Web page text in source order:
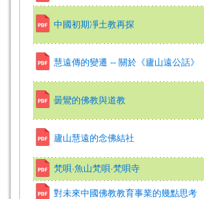
中國初期凈土教再探
慧遠傳的變遷 -- 關於《廬山遠公話》
曇鸞的佛教與道教
廬山慧遠的念佛結社
梵唄·魚山梵唄·梵唄寺
對未來中國佛教教育事業的幾點思考